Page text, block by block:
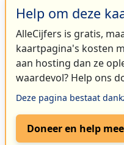
Help om deze
AlleCijfers is gratis,
kaartpagina's kosten
aan hosting dan ze
waardevol? Help ons
Deze pagina bestaat
Doneer en help mee